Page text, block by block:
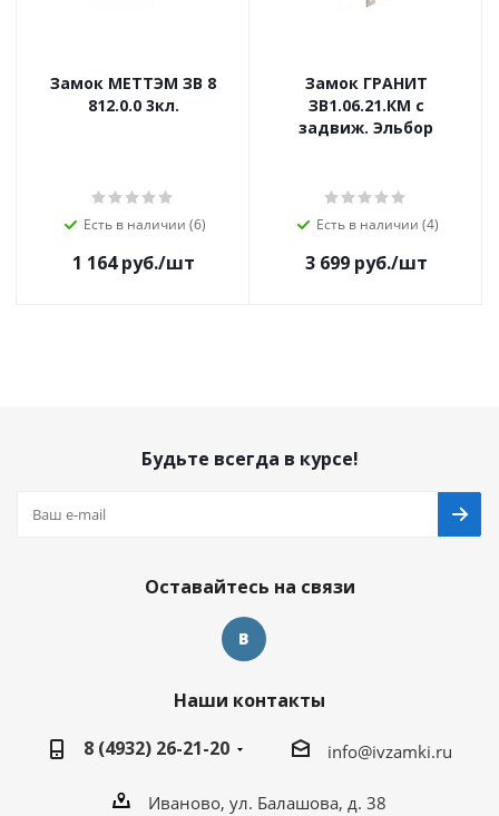
Замок МЕТТЭМ ЗВ 8
812.0.0 3кл.
Есть в наличии (6)
1 164руб./шт
Замок ГРАНИТ
ЗВ1.06.21.КМ с
задвиж. Эльбор
Есть в наличии (4)
3 699руб./шт
Будьте всегда в курсе!
Оставайтесь на связи
Наши контакты
8 (4932) 26-21-20
info@ivzamki.ru
Иваново, ул. Балашова, д. 38